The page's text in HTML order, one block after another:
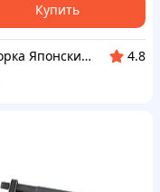
Купить
Разборка Японских Автомобилей Автоджапан "AutoJapan"
4.8